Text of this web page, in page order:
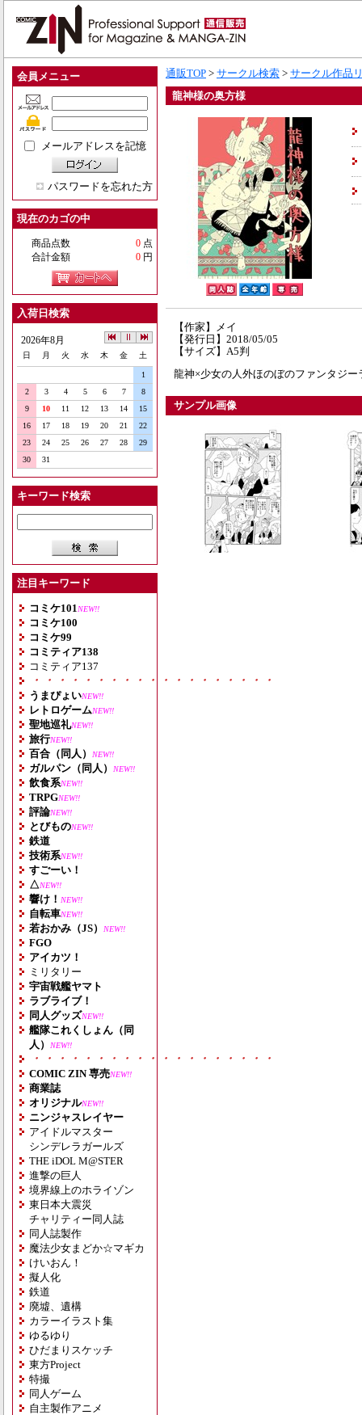
会員メニュー
メールアドレスを記憶
パスワードを忘れた方
現在のカゴの中
商品点数 0 点
合計金額
0 円
入荷日検索
2026年8月
日 月 火 水 木 金 土
1
2
3 4 5 6 7
8
9
10 11 12 13 14
15
16
17 18 19 20 21
22
23
24 25 26 27 28
29
30
31
キーワード検索
注目キーワード
コミケ101 NEW!!
コミケ100
コミケ99
コミティア138
コミティア137
・・・・・・・・・・・・・・・・・・・
うまぴょいNEW!!
レトロゲームNEW!!
聖地巡礼NEW!!
旅行NEW!!
百合（同人） NEW!!
ガルパン（同人） NEW!!
飲食系NEW!!
TRPGNEW!!
評論NEW!!
とびものNEW!!
鉄道
技術系NEW!!
すごーい！
△NEW!!
響け！ NEW!!
自転車NEW!!
若おかみ（JS） NEW!!
FGO
アイカツ！
ミリタリー
宇宙戦艦ヤマト
ラブライブ！
同人グッズNEW!!
艦隊これくしょん（同
人）
NEW!!
・・・・・・・・・・・・・・・・・・・
COMIC ZIN 専売NEW!!
商業誌
オリジナルNEW!!
ニンジャスレイヤー
アイドルマスター
シンデレラガールズ
THE iDOL M@STER
進撃の巨人
境界線上のホライゾン
東日本大震災
チャリティー同人誌
同人誌製作
魔法少女まどか☆マギカ
けいおん！
擬人化
鉄道
廃墟、遺構
カラーイラスト集
ゆるゆり
ひだまりスケッチ
東方Project
特撮
同人ゲーム
自主製作アニメ
通販TOP > サークル検索 > サークル作品
龍神様の奥方様
【作家】メイ
【発行日】2018/05/05
【サイズ】A5判
龍神×少女の人外ほのぼのファンタジ
サンプル画像